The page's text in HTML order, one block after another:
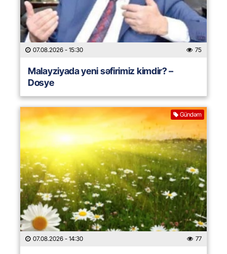
07.08.2026 - 15:30 75
Malayziyada yeni səfirimiz kimdir? –
Dosye
Gündəm
07.08.2026 - 14:30 77